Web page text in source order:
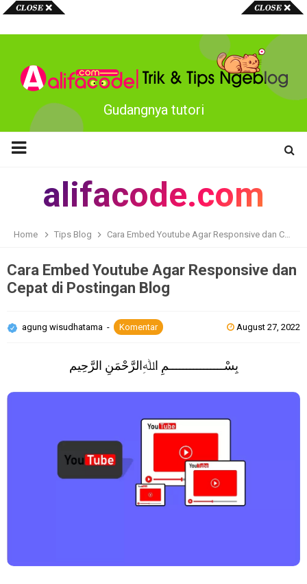
MENU
Gudangnya tutorial unik Blogger
alifacode.com
Home Tips Blog Cara Embed Youtube Agar Responsive dan Cepat di Postingan Blog
Cara Embed Youtube Agar Responsive dan
Cepat di Postingan Blog
agung wisudhatama August 27, 2022
Komentar
بِسْــــــــــــــــمِ اﷲِالرَّحْمَنِ الرَّحِيم